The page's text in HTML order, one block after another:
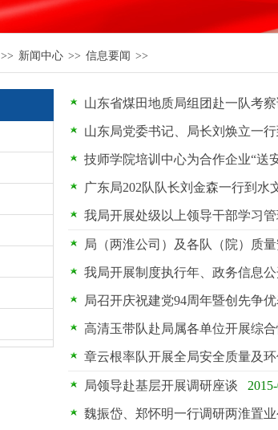
>> 新闻中心 >> 信息要闻 >>
山东省煤田地质局组团赴一队考
山东局党委书记、局长刘焕立一
技师学院培训中心为合作企业“送
广东局202队队长刘金森一行到水
我局开展处级以上领导干部学习
局（两淮公司）及各队（院）质
我局开展制度执行年、政务信息
局召开庆祝建党94周年暨创先争
高清玉带队赴局属各单位开展综
章云根率队开展全局安全质量及
局领导赴基层开展调研座谈
魏振岱、郑怀明一行调研两淮置